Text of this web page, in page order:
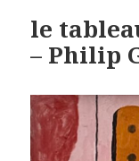
le
– Philip